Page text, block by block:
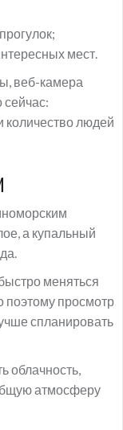
мест.
веб-камера
количество людей
а купальный
меняться
поэтому просмотр
спланировать
облачность,
атмосферу